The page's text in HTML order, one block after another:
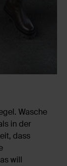
Wasche
in der
dass
will